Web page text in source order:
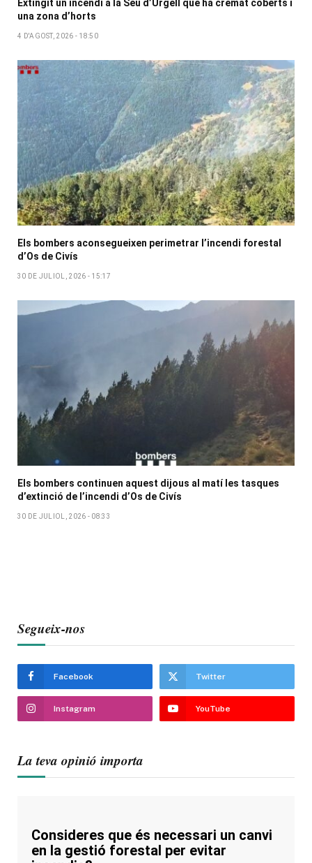
Extingit un incendi a la Seu d’Urgell que ha cremat coberts i
una zona d’horts
4 D'AGOST, 2026 - 18:50
Els bombers aconsegueixen perimetrar l’incendi forestal
d’Os de Civís
30 DE JULIOL, 2026 - 15:17
Els bombers continuen aquest dijous al matí les tasques
d’extinció de l’incendi d’Os de Civís
30 DE JULIOL, 2026 - 08:33
Segueix-nos
Facebook Twitter
Instagram YouTube
La teva opinió importa
Consideres que és necessari un canvi
en la gestió forestal per evitar